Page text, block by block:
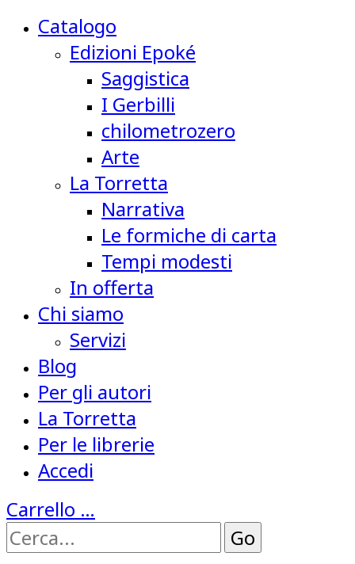
Catalogo
Edizioni Epoké
Saggistica
I Gerbilli
chilometrozero
Arte
La Torretta
Narrativa
Le formiche di carta
Tempi modesti
In offerta
Chi siamo
Servizi
Blog
Per gli autori
La Torretta
Per le librerie
Accedi
Carrello …